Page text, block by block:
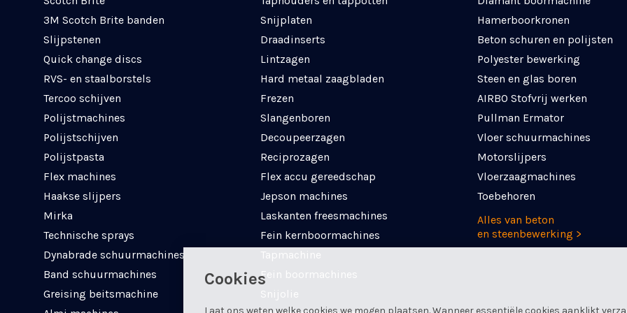
Cookies
Laat ons weten welke cookies we mogen plaatsen. Wanneer essentiële cookies aanklikt
3M Scotch Brite banden
Slijpstenen
Quick change discs
RVS- en staalborstels
Tercoo schijven
Polijstmachines
Polijstschijven
Polijstpasta
Flex machines
Haakse slijpers
Mirka
Technische sprays
Dynabrade schuurmachines
Band schuurmachines
Greising beitsmachine
Snijplaten
Draadinserts
Lintzagen
Hard metaal zaagbladen
Frezen
Slangenboren
Decoupeerzagen
Reciprozagen
Flex accu gereedschap
Jepson machines
Laskanten freesmachines
Fein kernboormachines
Tapmachine
Fein boormachines
Snijolie
Hamerboorkronen
Beton schuren en polijsten
Polyester bewerking
Steen en glas boren
AIRBO Stofvrij werken
Pullman Ermator
Vloer schuurmachines
Motorslijpers
Vloerzaagmachines
Toebehoren
Alles van beton
en steenbewerking >